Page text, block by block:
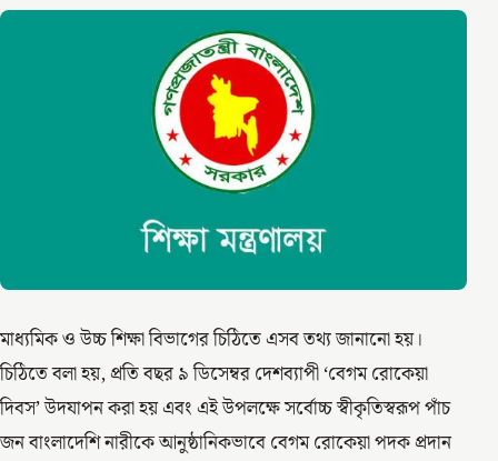
মাধ্যমিক ও উচ্চ শিক্ষা বিভাগের চিঠিতে এসব তথ্য জানানো হয়।
চিঠিতে বলা হয়, প্রতি বছর ৯ ডিসেম্বর দেশব্যাপী ‘বেগম রোকেয়া
দিবস’ উদযাপন করা হয় এবং এই উপলক্ষে সর্বোচ্চ স্বীকৃতিস্বরূপ পাঁচ
জন বাংলাদেশি নারীকে আনুষ্ঠানিকভাবে বেগম রোকেয়া পদক প্রদান